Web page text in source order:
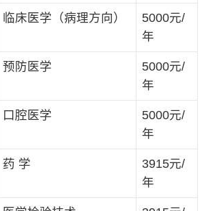
临床医学（病理方向）
5000元/
年
预防医学
5000元/
年
口腔医学
5000元/
年
药 学
3915元/
年